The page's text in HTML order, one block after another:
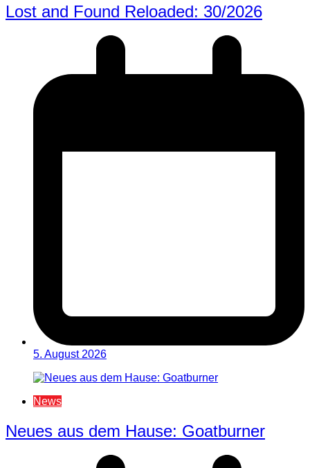
Lost and Found Reloaded: 30/2026
5. August 2026
News
Neues aus dem Hause: Goatburner